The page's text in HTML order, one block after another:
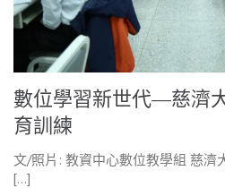
數位學習新世代—慈濟
育訓練
文/照片: 教資中心數位教學組 慈濟
[…]